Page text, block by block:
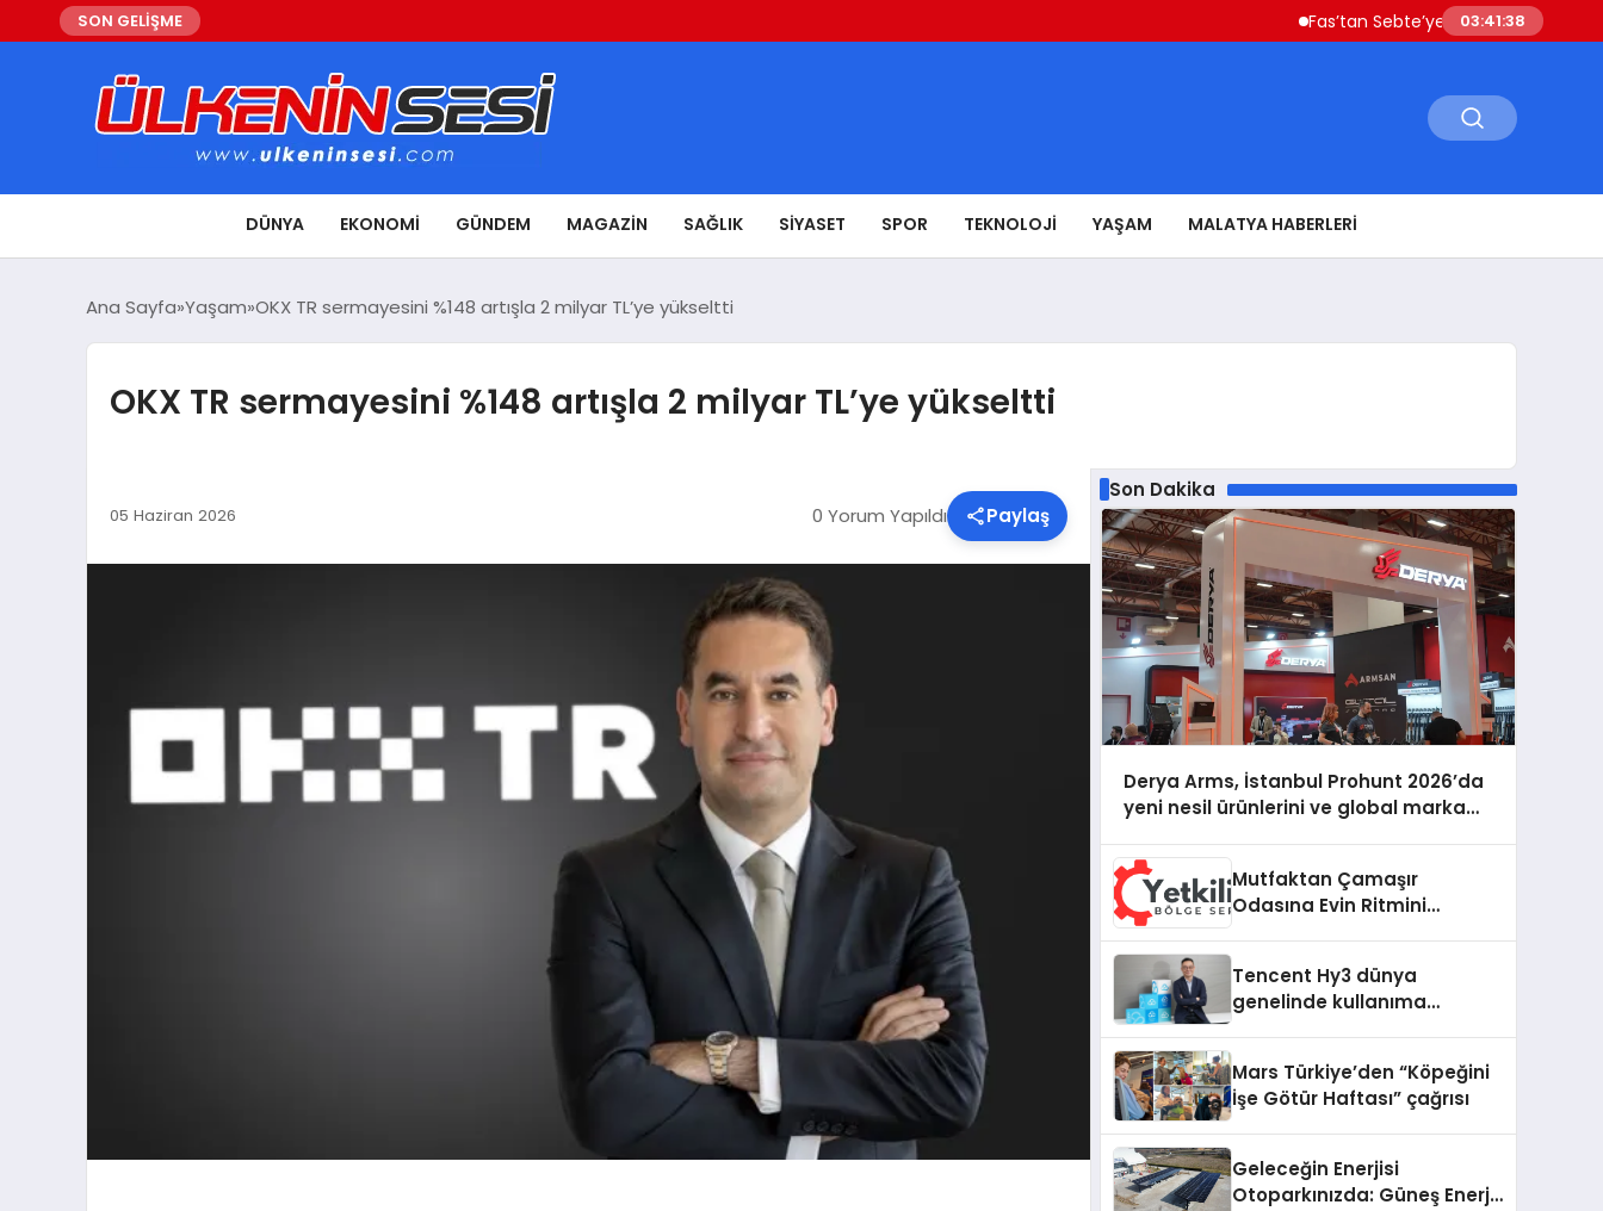
SON GELİŞME Fas’tan Sebte’ye Geçen Göçmenler
03:41:39
DÜNYA EKONOMI GÜNDEM MAGAZIN SAĞLIK SIYASET SPOR TEKNOLOJI YAŞAM MALATYA HABERLERI
Ana Sayfa Yaşam OKX TR sermayesini %148 artışla 2 milyar TL’ye yükseltti
OKX TR sermayesini %148 artışla 2 milyar TL’ye yükseltti
05 Haziran 2026 0 Yorum Yapıldı Paylaş
Son Dakika
Derya Arms, İstanbul Prohunt 2026’da
yeni nesil ürünlerini ve global marka
Mutfaktan Çamaşır
Odasına Evin Ritmini
Destek Deneyimi
Tencent Hy3 dünya
genelinde kullanıma
Mars Türkiye’den “Köpeğini
İşe Götür Haftası” çağrısı
Geleceğin Enerjisi
Otoparkınızda: Güneş Enerjili